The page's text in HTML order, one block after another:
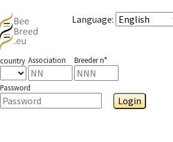
Language:
country Association Breeder n°
Password
Login